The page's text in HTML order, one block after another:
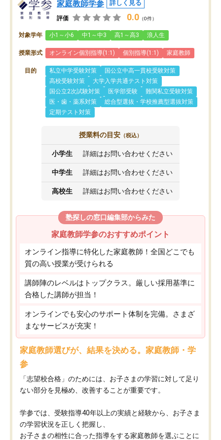
家庭教師学参 詳しく見る
評価 0.0 （0件）
対象学年 小1～小6 中1～中3 高1～高3 浪人生
授業形式 オンライン個別指導(1:1) 個別指導(1:1) 家庭教師
目的 私立中学受験対策
国公立中高一貫校受験対策
高校受験対策
大学入学共通テスト対策
国公立2次試験対策
医学部受験
難関私立受験対策
医・歯・薬系対策
総合型選抜・学校推薦型選抜対策
定期テスト対策
授業料の目安 （税込）
小学生 詳細はお問い合わせください
中学生 詳細はお問い合わせください
高校生 詳細はお問い合わせください
塾探しの窓口編集部からみた
家庭教師学参のおすすめポイント
オンライン指導に特化した家庭教師！全国どこでも
質の高い授業が受けられる
講師陣のレベルはトップクラス。厳しい採用基準に
合格した講師が担当！
オンラインでも安心のサポート体制を完備。さまざ
まなサービスが充実！
家庭教師選びが、結果を決める。家庭教師・学
参
「志望校合格」のためには、お子さまの学習に対して足り
ない部分を見極め、改善することが重要です。
学参では、受験指導40年以上の実績と経験から、お子さま
の学習状況を正しく把握し、
お子さまの相性に合った指導をする家庭教師を選ぶことに